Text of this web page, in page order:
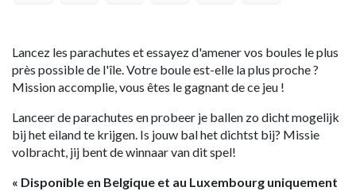
Lancez les parachutes et essayez d'amener vos boules le plus
près possible de l'île. Votre boule est-elle la plus proche ?
Mission accomplie, vous êtes le gagnant de ce jeu !
Lanceer de parachutes en probeer je ballen zo dicht mogelijk
bij het eiland te krijgen. Is jouw bal het dichtst bij? Missie
volbracht, jij bent de winnaar van dit spel!
« Disponible en Belgique et au Luxembourg uniquement